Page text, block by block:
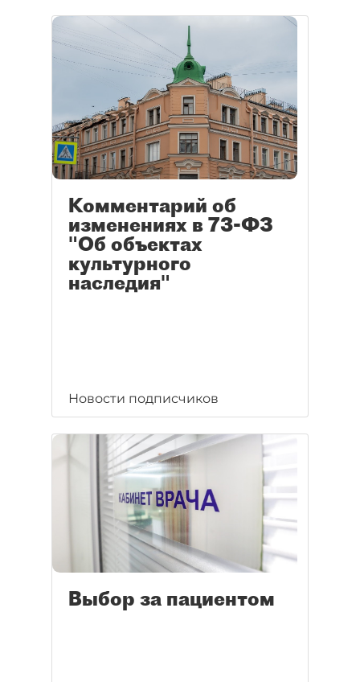
Комментарий об
изменениях в 73-ФЗ
"Об объектах
культурного
наследия"
Новости подписчиков
Выбор за пациентом